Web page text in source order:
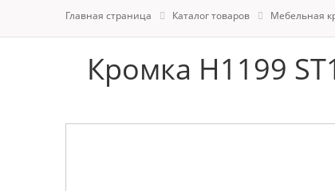
Главная страница Каталог товаров Мебельная
Кромка H1199